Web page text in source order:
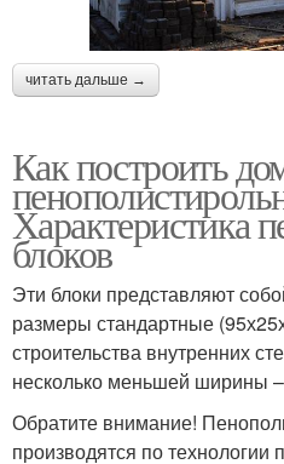
читать дальше →
Как построить
Характеристика
блоков
Эти блоки представляют
размеры стандартные
строительства внутренних
несколько меньшей ширины
Обратите внимание!
производятся по